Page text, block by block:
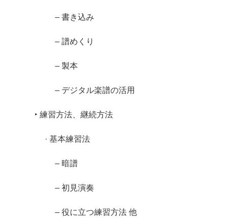
– 書き込み
– 譜めくり
– 製本
– デジタル楽譜の活用
‣ 練習方法、継続方法
· 基本練習法
– 暗譜
– 初見演奏
– 役に立つ練習方法 他